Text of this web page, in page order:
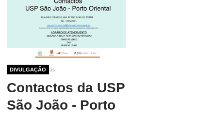
DIVULGAÇÃO
1 ano 5 meses atrás
Contactos da USP
São João - Porto